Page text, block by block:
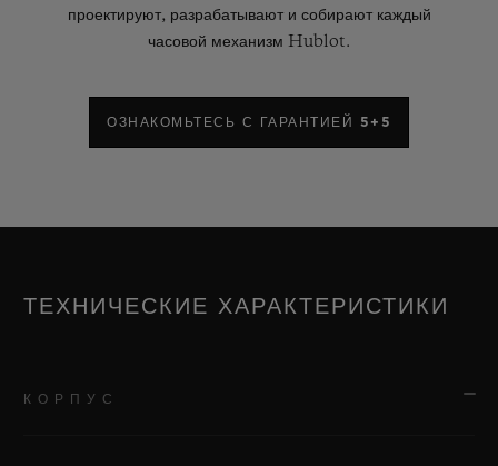
проектируют, разрабатывают и собирают каждый
часовой механизм Hublot.
ОЗНАКОМЬТЕСЬ С ГАРАНТИЕЙ 5+5
ТЕХНИЧЕСКИЕ ХАРАКТЕРИСТИКИ
КОРПУС